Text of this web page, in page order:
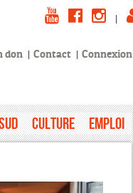
Culture Emploi
don Contact Connexion